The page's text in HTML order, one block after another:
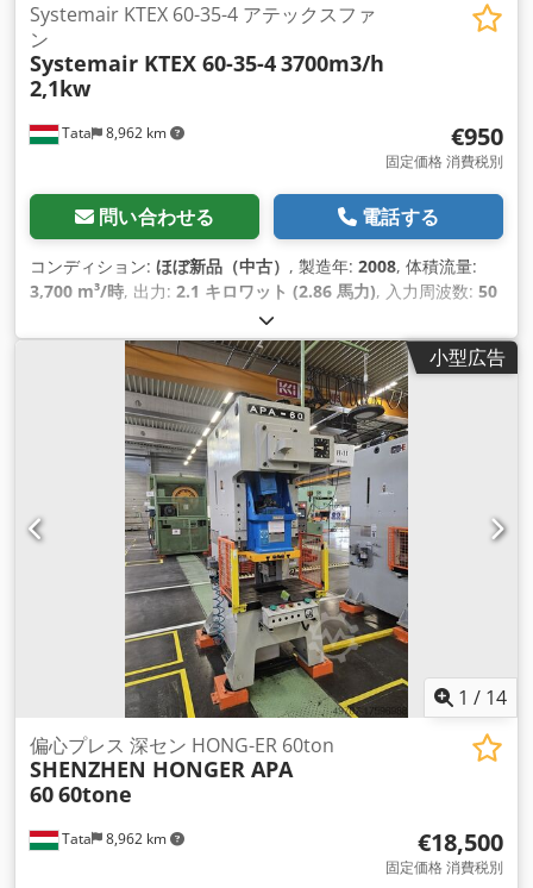
Tata 8,962 km
Systemair KTEX 60-35-4 アテックスファ
ン
Systemair KTEX 60-35-43700m3/h
2,1kw
€950
固定価格 消費税別
問い合わせる 電話する
コンディション: ほぼ新品（中古） , 製造年: 2008, 体積流量:
3,700 m³/時, 出力: 2.1 キロワット (2.86 馬力), 入力周波数: 50
, Systemair KTEX 60-35-4 Atex ファン 2.1 kW 3700 m3
エアダクトに設置可能 KTEX ファンは、コンパクトで合理化さ
れたデザインと強力な前方に湾曲した遠心インペラを特徴と
し、信頼性の高い ATEX 認定 AC モーターと組み合わせられて
います。 Cjdpfjvu Hrkex Abfsha 電力 2.1kW 電圧 230/400V
50Hz 5.8/3.8A IP44 電力 2.1KW 最大風量 3,704 m3/h 圧力:
580Pa インペラ速度: 1,392 rpm 最大風量 3,704 m3/h 最小静
背圧 225 Pa 輸送される空気の温度は最大 40 °C 速度制御で搬
送される空気の最高温度 40 °C 絶縁クラスF 防爆マーク II 2 G
Ex eb h IIB+H₂ T3 Gb 証明書プレセーフ 17ATEX9970X 周囲温
度およびライン温度 -20 ～ 40 °C 寸法と重量 投入口(高さ×幅)
350×600mm 注ぎ口(高さ×幅) 350×600mm 体重42kg
小型広告
1 / 14
Tata 8,962 km
偏心プレス 深セン HONG-ER 60ton
SHENZHEN HONGER APA
6060tone
€18,500
固定価格 消費税別